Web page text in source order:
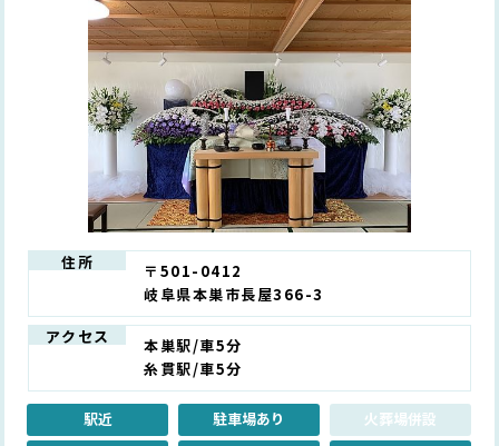
住所
〒501-0412
岐阜県本巣市長屋366-3
アクセス
本巣駅/車5分
糸貫駅/車5分
駅近 駐車場あり
火葬場併設